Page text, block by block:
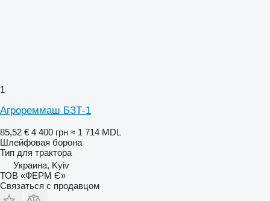
1
Агрореммаш БЗТ-1
85,52 € 4 400 грн ≈ 1 714 MDL
Шлейфовая борона
Тип для трактора
Украина, Kyiv
ТОВ «ФЕРМ Є»
Связаться с продавцом